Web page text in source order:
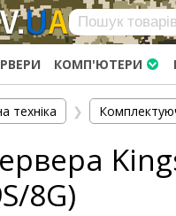
WhatsApp
КОМП'ЮТЕРИ
техніка ❯
8G)